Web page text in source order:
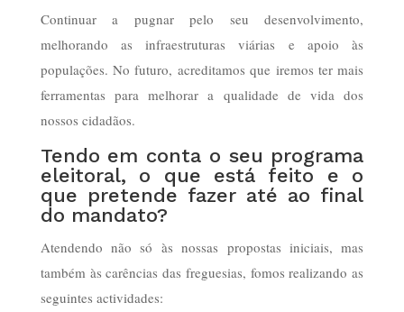
Continuar a pugnar pelo seu desenvolvimento,
melhorando as infraestruturas viárias e apoio às
populações. No futuro, acreditamos que iremos ter mais
ferramentas para melhorar a qualidade de vida dos
nossos cidadãos.
Tendo em conta o seu programa
eleitoral, o que está feito e o
que pretende fazer até ao final
do mandato?
Atendendo não só às nossas propostas iniciais, mas
também às carências das freguesias, fomos realizando as
seguintes actividades: